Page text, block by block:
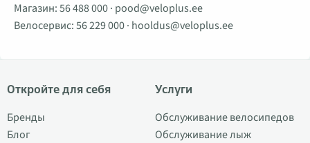
Магазин:56 488 000· pood@veloplus.ee
Велосервис:56 229 000· hooldus@veloplus.ee
Откройте для себя
Бренды
Блог
Услуги
Обслуживание велосипедов
Обслуживание лыж